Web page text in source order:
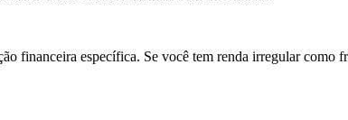
financeira específica. Se você tem renda irregular como